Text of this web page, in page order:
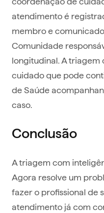
atendimento é
membro e
Comunidade
longitudinal. A triagem
cuidado que pode
de Saúde
caso.
Conclusão
A triagem com
Agora resolve um
fazer o profissional de
atendimento já com